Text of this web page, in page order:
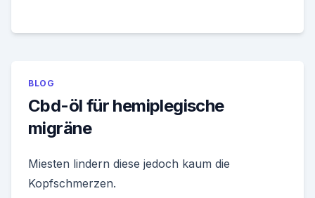
BLOG
Cbd-öl für hemiplegische
migräne
Miesten lindern diese jedoch kaum die
Kopfschmerzen.